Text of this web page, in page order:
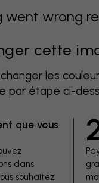
went wrong
cette
les
par étape ci-
que vous
dans
souhaitez